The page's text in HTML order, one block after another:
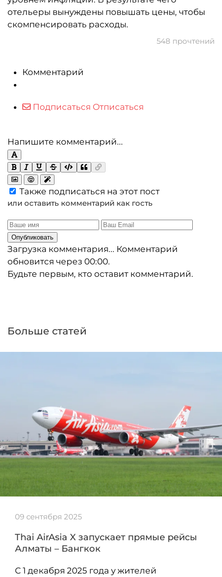
отельеры вынуждены повышать цены, чтобы
скомпенсировать расходы.
548 прочтений
Комментарий
Подписаться Отписаться
Напишите комментарий...
Также подписаться на этот пост
или оставить комментарий как гость
Опубликовать
Загрузка комментария... Комментарий
обновится через 00:00.
Будьте первым, кто оставит комментарий.
Больше статей
09 сентября 2025
Thai AirAsia X запускает прямые рейсы
Алматы – Бангкок
С 1 декабря 2025 года у жителей